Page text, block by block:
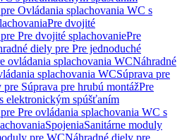
Ovládania splachovania WC s
Pre dvojité
Pre dvojité splachovaniePre
diely pre Pre jednoduché
ovládania splachovania WCNáhradné
splachovania WCSúprava pre
Súprava pre hrubú montážPre
elektronickým spúšťaním
Pre ovládania splachovania WC s
SpojeniaSanitárne moduly
pre WCNáhradné diely pre